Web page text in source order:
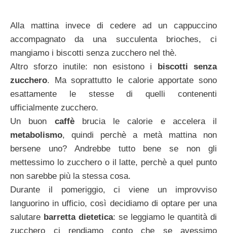
Alla mattina invece di cedere ad un cappuccino
accompagnato da una succulenta brioches, ci
mangiamo i biscotti senza zucchero nel thè.
Altro sforzo inutile: non esistono i biscotti senza
zucchero. Ma soprattutto le calorie apportate sono
esattamente le stesse di quelli contenenti
ufficialmente zucchero.
Un buon caffèbrucia le calorie e accelera il
metabolismo, quindi perchè a metà mattina non
bersene uno? Andrebbe tutto bene se non gli
mettessimo lo zucchero o il latte, perchè a quel punto
non sarebbe più la stessa cosa.
Durante il pomeriggio, ci viene un improvviso
languorino in ufficio, così decidiamo di optare per una
salutare barretta dietetica: se leggiamo le quantità di
zucchero ci rendiamo conto che se avessimo